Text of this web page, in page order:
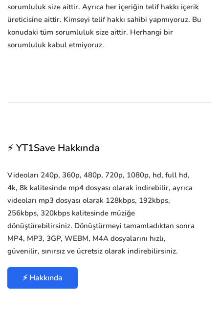
sorumluluk size aittir. Ayrıca her içeriğin telif hakkı içerik
üreticisine aittir. Kimseyi telif hakkı sahibi yapmıyoruz. Bu
konudaki tüm sorumluluk size aittir. Herhangi bir
sorumluluk kabul etmiyoruz.
⚡ YT1Save Hakkında
Videoları 240p, 360p, 480p, 720p, 1080p, hd, full hd,
4k, 8k kalitesinde mp4 dosyası olarak indirebilir, ayrıca
videoları mp3 dosyası olarak 128kbps, 192kbps,
256kbps, 320kbps kalitesinde müziğe
dönüştürebilirsiniz. Dönüştürmeyi tamamladıktan sonra
MP4, MP3, 3GP, WEBM, M4A dosyalarını hızlı,
güvenilir, sınırsız ve ücretsiz olarak indirebilirsiniz.
⚡ Hakkında